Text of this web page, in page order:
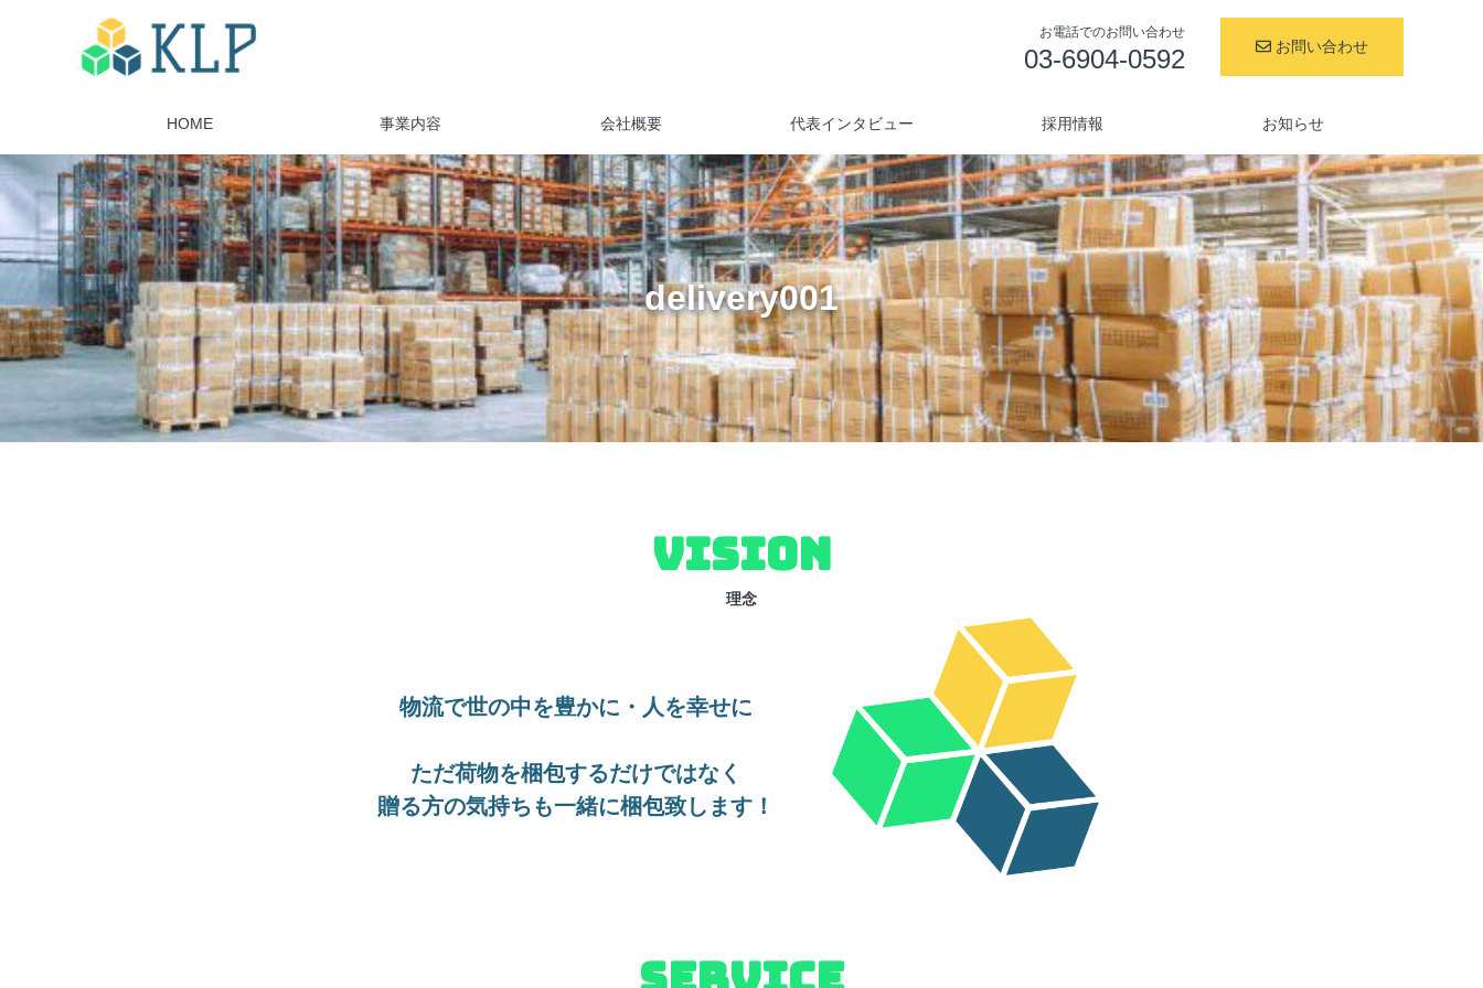
お電話でのお問い合わせ
03-6904-0592 お問い合わせ
HOME 事業内容 会社概要 代表インタビュー 採用情報 お知らせ
delivery001
VISION
理念
物流で世の中を豊かに・人を幸せに
ただ荷物を梱包するだけではなく
贈る方の気持ちも一緒に梱包致します！